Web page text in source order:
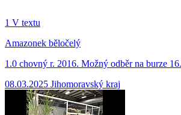
1 V textu
Amazonek běločelý
1.0 chovný r. 2016. Možný odběr na burze
08.03.2025 Jihomoravský kraj